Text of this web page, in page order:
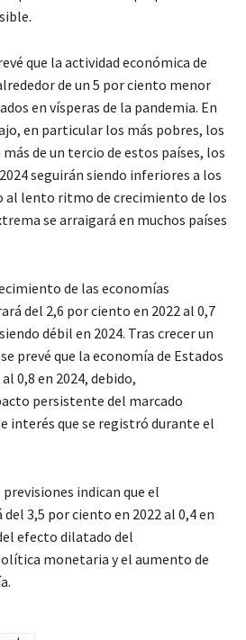
que la actividad económica de
de un 5 por ciento menor
en vísperas de la pandemia. En
en particular los más pobres, los
de un tercio de estos países, los
seguirán siendo inferiores a los
al lento ritmo de crecimiento de los
se arraigará en muchos países
de las economías
del 2,6 por ciento en 2022 al 0,7
débil en 2024. Tras crecer un
prevé que la economía de Estados
0,8 en 2024, debido,
persistente del marcado
interés que se registró durante el
indican que el
3,5 por ciento en 2022 al 0,4 en
efecto dilatado del
monetaria y el aumento de